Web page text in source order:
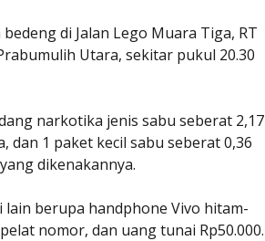
di Jalan Lego Muara Tiga, RT
Utara, sekitar pukul 20.30
narkotika jenis sabu seberat 2,17
dan 1 paket kecil sabu seberat 0,36
dikenakannya.
berupa handphone Vivo hitam-
nomor, dan uang tunai Rp50.000.